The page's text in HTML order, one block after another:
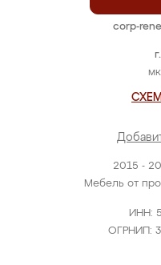
2015 -
Мебель от
ИНН:
ОГРНИП:
corp-